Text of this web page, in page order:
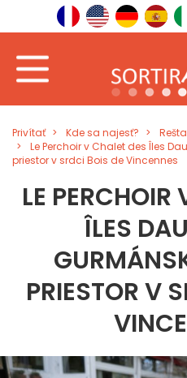
Privítať Kde sa najesť?
Le Perchoir v Chalet des Îles
priestor v srdci Bois de Vincennes
LE PERCHOIR
ÎLES
PRIESTOR V